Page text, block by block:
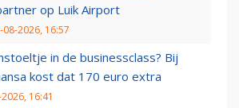
op Luik Airport
08-2026, 16:57
in de businessclass? Bij
kost dat 170 euro extra
16:41